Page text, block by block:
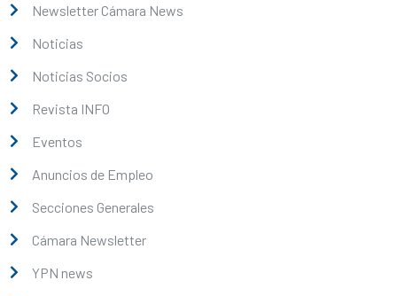
Newsletter Cámara News
Noticias
Noticias Socios
Revista INFO
Eventos
Anuncios de Empleo
Secciones Generales
Cámara Newsletter
YPN news